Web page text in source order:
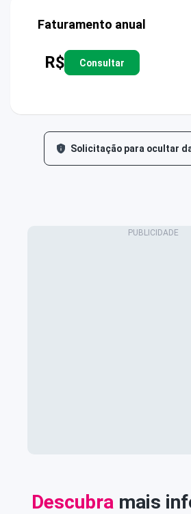
Faturamento anual
R$ Consultar
Solicitação para ocultar
Descubra mais